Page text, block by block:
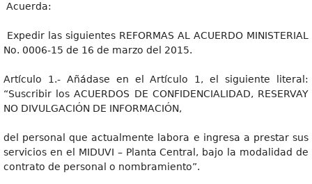
Acuerda:
Expedir las siguientes REFORMAS AL ACUERDO MINISTERIAL
No. 0006-15 de 16 de marzo del 2015.
Artículo 1.- Añádase en el Artículo 1, el siguiente literal:
“Suscribir los ACUERDOS DE CONFIDENCIALIDAD, RESERVAY
NO DIVULGACIÓN DE INFORMACIÓN,
del personal que actualmente labora e ingresa a prestar sus
servicios en el MIDUVI – Planta Central, bajo la modalidad de
contrato de personal o nombramiento”.